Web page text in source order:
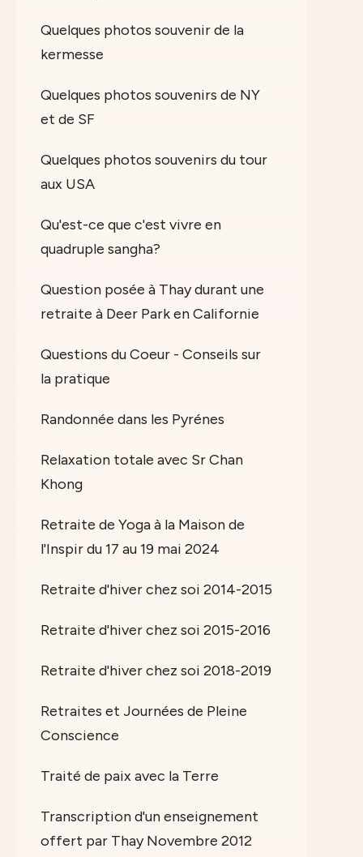
Quelques photos souvenir de la
kermesse
Quelques photos souvenirs de NY
et de SF
Quelques photos souvenirs du tour
aux USA
Qu'est-ce que c'est vivre en
quadruple sangha?
Question posée à Thay durant une
retraite à Deer Park en Californie
Questions du Coeur - Conseils sur
la pratique
Randonnée dans les Pyrénes
Relaxation totale avec Sr Chan
Khong
Retraite de Yoga à la Maison de
l'Inspir du 17 au 19 mai 2024
Retraite d'hiver chez soi 2014-2015
Retraite d'hiver chez soi 2015-2016
Retraite d'hiver chez soi 2018-2019
Retraites et Journées de Pleine
Conscience
Traité de paix avec la Terre
Transcription d'un enseignement
offert par Thay Novembre 2012